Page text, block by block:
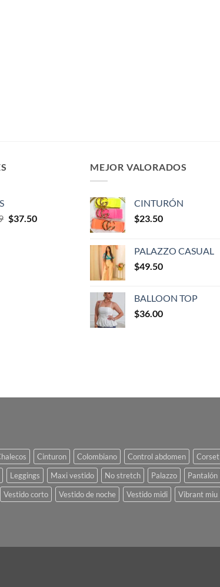
$37.50
MEJOR VALORADOS
CINTURÓN
$23.50
PALAZZO CASUAL
$49.50
BALLOON TOP
$36.00
Cinturon Colombiano Control abdomen
Corset
Leggings Maxi vestido No stretch Palazzo
Pantalón
Vestido corto Vestido de noche Vestido midi
Vibrant miu